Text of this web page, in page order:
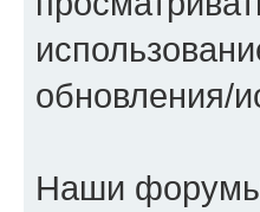
обновления/
Наши форумы